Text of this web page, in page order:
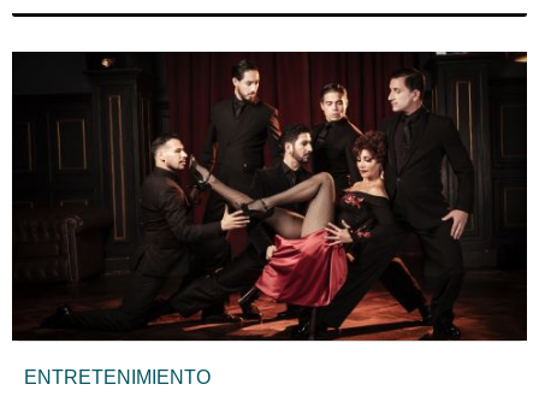
ENTRETENIMIENTO